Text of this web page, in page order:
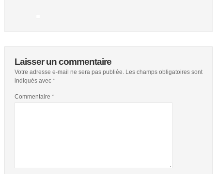
Laisser un commentaire
Votre adresse e-mail ne sera pas publiée. Les champs obligatoires sont
indiqués avec *
Commentaire *